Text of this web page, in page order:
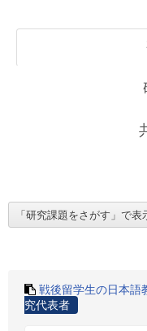
戦後留学生の日本語
究代表者